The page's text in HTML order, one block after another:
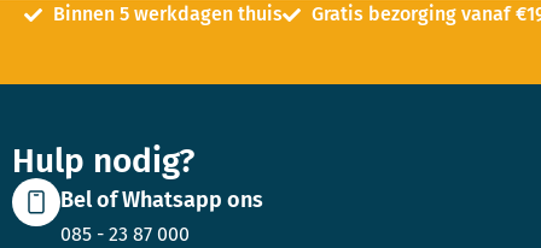
Binnen 5 werkdagen thuis Gratis bezorging vanaf
Hulp nodig?
Bel of Whatsapp ons
085 - 23 87 000